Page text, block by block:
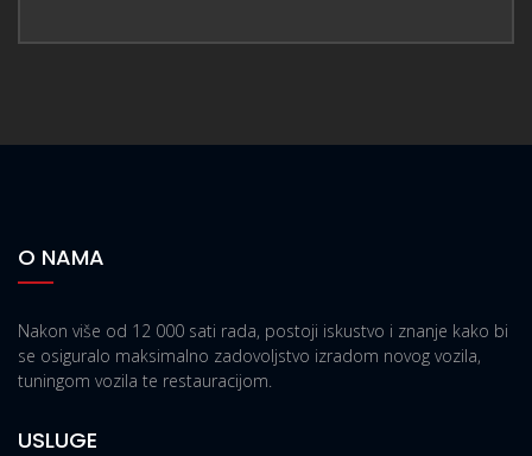
O NAMA
Nakon više od 12 000 sati rada, postoji iskustvo i znanje kako bi
se osiguralo maksimalno zadovoljstvo izradom novog vozila,
tuningom vozila te restauracijom.
USLUGE